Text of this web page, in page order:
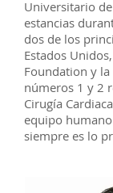
Universitario
estancias
dos de los
Estados
Foundation y
números 1 y 2
Cirugía
equipo
siempre es lo